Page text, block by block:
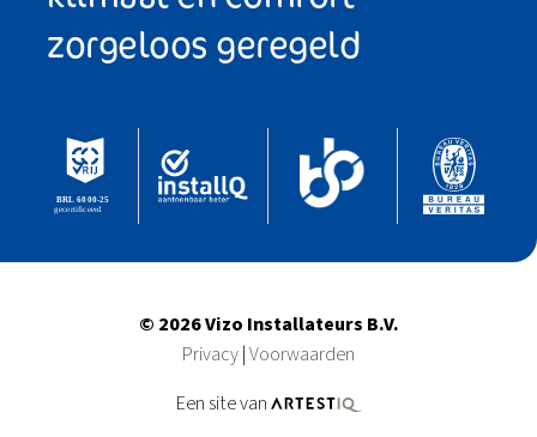
zorgeloos geregeld
© 2026 Vizo Installateurs B.V.
Privacy Voorwaarden
Een site van